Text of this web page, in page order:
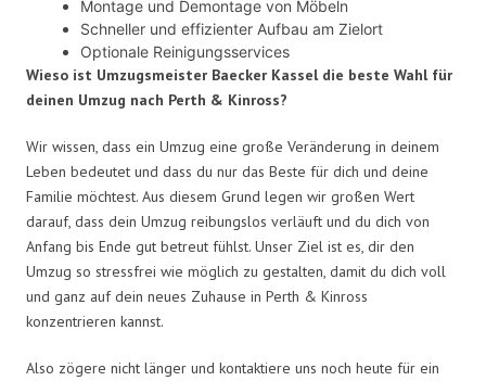
Montage und Demontage von Möbeln
Schneller und effizienter Aufbau am Zielort
Optionale Reinigungsservices
Wieso ist Umzugsmeister Baecker Kassel die beste Wahl für
deinen Umzug nach Perth & Kinross?
Wir wissen, dass ein Umzug eine große Veränderung in deinem
Leben bedeutet und dass du nur das Beste für dich und deine
Familie möchtest. Aus diesem Grund legen wir großen Wert
darauf, dass dein Umzug reibungslos verläuft und du dich von
Anfang bis Ende gut betreut fühlst. Unser Ziel ist es, dir den
Umzug so stressfrei wie möglich zu gestalten, damit du dich voll
und ganz auf dein neues Zuhause in Perth & Kinross
konzentrieren kannst.
Also zögere nicht länger und kontaktiere uns noch heute für ein